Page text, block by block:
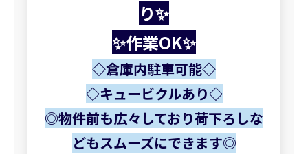
り✨
✨作業OK✨
◇倉庫内駐車可能◇
◇キュービクルあり◇
◎物件前も広々しており荷下ろしな
どもスムーズにできます◎